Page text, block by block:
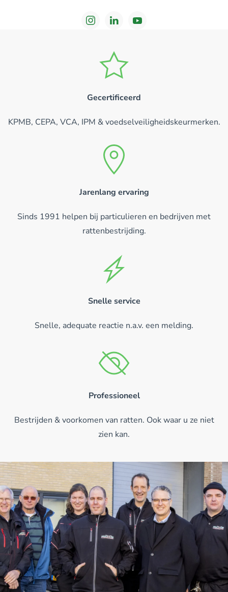
Gecertificeerd
KPMB, CEPA, VCA, IPM & voedselveiligheidskeurmerken.
Jarenlang ervaring
Sinds 1991 helpen bij particulieren en bedrijven met
rattenbestrijding.
Snelle service
Snelle, adequate reactie n.a.v. een melding.
Professioneel
Bestrijden & voorkomen van ratten. Ook waar u ze niet
zien kan.